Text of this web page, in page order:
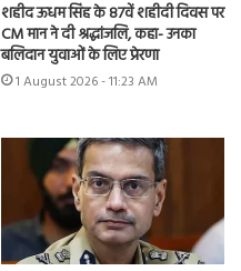
शहीद ऊधम सिंह के 87वें शहीदी दिवस पर
CM मान ने दी श्रद्धांजलि, कहा- उनका
बलिदान युवाओं के लिए प्रेरणा
1 August 2026 - 11:23 AM